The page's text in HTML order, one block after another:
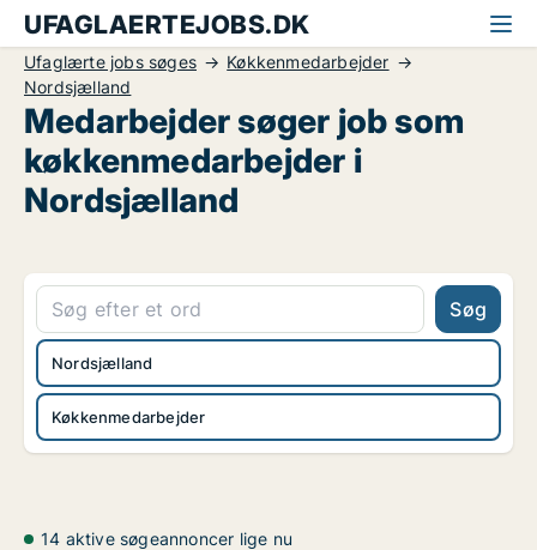
UFAGLAERTEJOBS.DK
Ufaglærte jobs søges
Køkkenmedarbejder
Nordsjælland
Medarbejder søger job som
køkkenmedarbejder i
Nordsjælland
Søg
Køkkenmedarbejder
Nordsjælland
14 aktive søgeannoncer lige nu